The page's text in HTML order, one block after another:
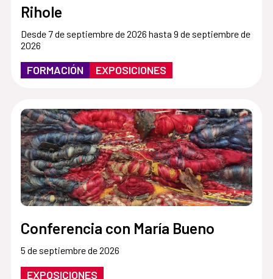
Rihole
Desde 7 de septiembre de 2026 hasta 9 de septiembre de
2026
FORMACIÓN EXPOSICIONES
Conferencia con María Bueno
5 de septiembre de 2026
EXPOSICIONES